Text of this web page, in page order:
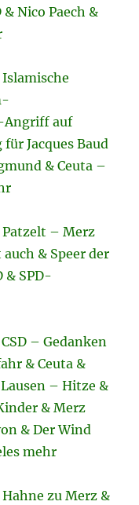
Nico Paech &
Angriff auf
Jacques Baud
& Ceuta –
– Merz
& Speer der
& SPD-
– Gedanken
& Ceuta &
– Hitze &
& Merz
& Der Wind
mehr
zu Merz &